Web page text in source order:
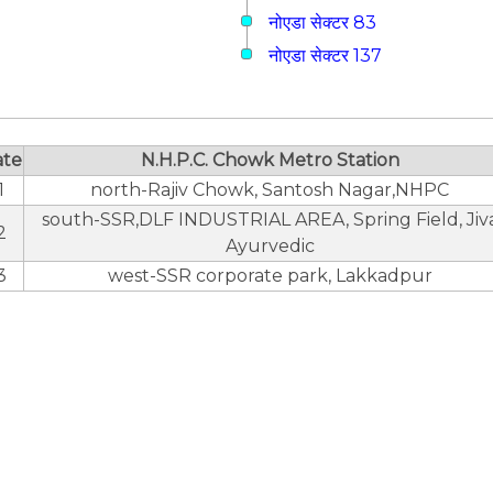
नोएडा सेक्टर 83
नोएडा सेक्टर 137
N.H.P.C. Chowk Metro Station
north-Rajiv Chowk, Santosh Nagar,NHPC
south-SSR,DLF INDUSTRIAL AREA, Spring Field,
Ayurvedic
west-SSR corporate park, Lakkadpur